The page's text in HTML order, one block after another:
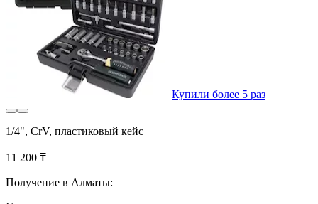
Купили более 5 раз
1/4", CrV, пластиковый кейс
11 200 ₸
Получение в Алматы: